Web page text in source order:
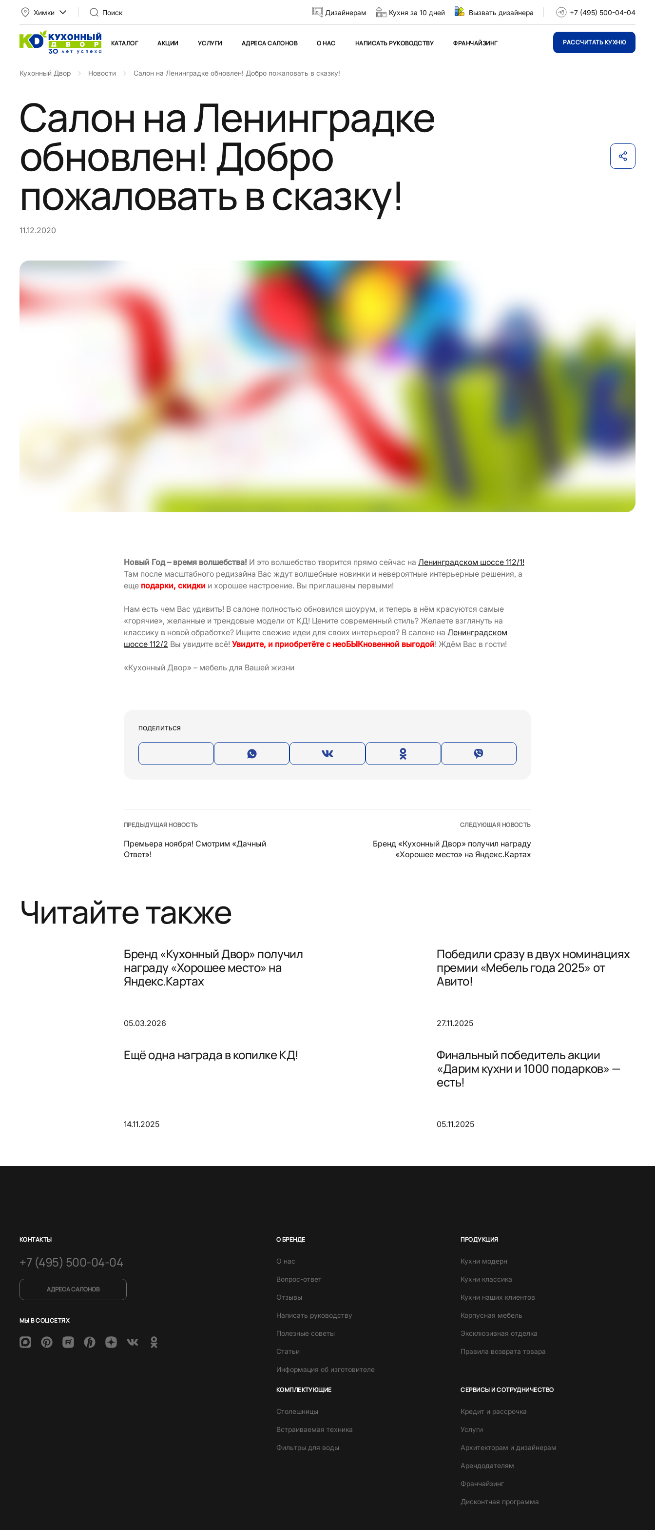
Химки Поиск Дизайнерам Кухня за 10 дней Вызвать дизайнера +7 (495) 500-04-04
КАТАЛОГ АКЦИИ УСЛУГИ АДРЕСА САЛОНОВ О НАС НАПИСАТЬ РУКОВОДСТВУ ФРАНЧАЙЗИНГ РАССЧИТАТЬ КУХНЮ
Кухонный Двор Новости Салон на Ленинградке обновлен! Добро пожаловать в сказку!
Салон на Ленинградке
обновлен! Добро
пожаловать в сказку!
11.12.2020
Новый Год – время волшебства! И это волшебство творится прямо сейчас на Ленинградском шоссе 112/1!
Там после масштабного редизайна Вас ждут волшебные новинки и невероятные интерьерные решения, а
еще подарки, скидки и хорошее настроение. Вы приглашены первыми!
Нам есть чем Вас удивить! В салоне полностью обновился шоурум, и теперь в нём красуются самые
«горячие», желанные и трендовые модели от КД! Цените современный стиль? Желаете взглянуть на
классику в новой обработке? Ищите свежие идеи для своих интерьеров? В салоне на Ленинградском
шоссе 112/2 Вы увидите всё! Увидите, и приобретёте с неоБЫКновенной выгодой! Ждём Вас в гости!
«Кухонный Двор» – мебель для Вашей жизни
ПОДЕЛИТЬСЯ
ПРЕДЫДУЩАЯ НОВОСТЬ
Премьера ноября! Смотрим «Дачный
Ответ»!
СЛЕДУЮЩАЯ НОВОСТЬ
Бренд «Кухонный Двор» получил награду
«Хорошее место» на Яндекс.Картах
Читайте также
Бренд «Кухонный Двор» получил
награду «Хорошее место» на
Яндекс.Картах
05.03.2026
Победили сразу в двух номинациях
премии «Мебель года 2025» от
Авито!
27.11.2025
Ещё одна награда в копилке КД!
14.11.2025
Финальный победитель акции
«Дарим кухни и 1000 подарков» —
есть!
05.11.2025
КОНТАКТЫ
+7 (495) 500-04-04
АДРЕСА САЛОНОВ
МЫ В СОЦСЕТЯХ
О БРЕНДЕ
О нас
Вопрос-ответ
Отзывы
Написать руководству
Полезные советы
Статьи
Информация об изготовителе
ПРОДУКЦИЯ
Кухни модерн
Кухни классика
Кухни наших клиентов
Корпусная мебель
Эксклюзивная отделка
Правила возврата товара
КОМПЛЕКТУЮЩИЕ
Столешницы
Встраиваемая техника
Фильтры для воды
СЕРВИСЫ И СОТРУДНИЧЕСТВО
Кредит и рассрочка
Услуги
Архитекторам и дизайнерам
Арендодателям
Франчайзинг
Дисконтная программа